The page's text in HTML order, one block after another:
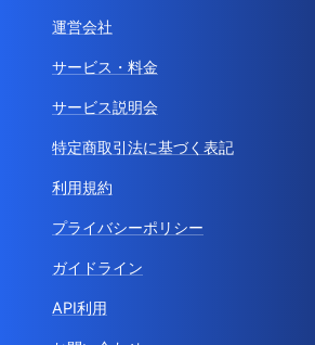
運営会社
サービス・料金
サービス説明会
特定商取引法に基づく表記
利用規約
プライバシーポリシー
ガイドライン
API利用